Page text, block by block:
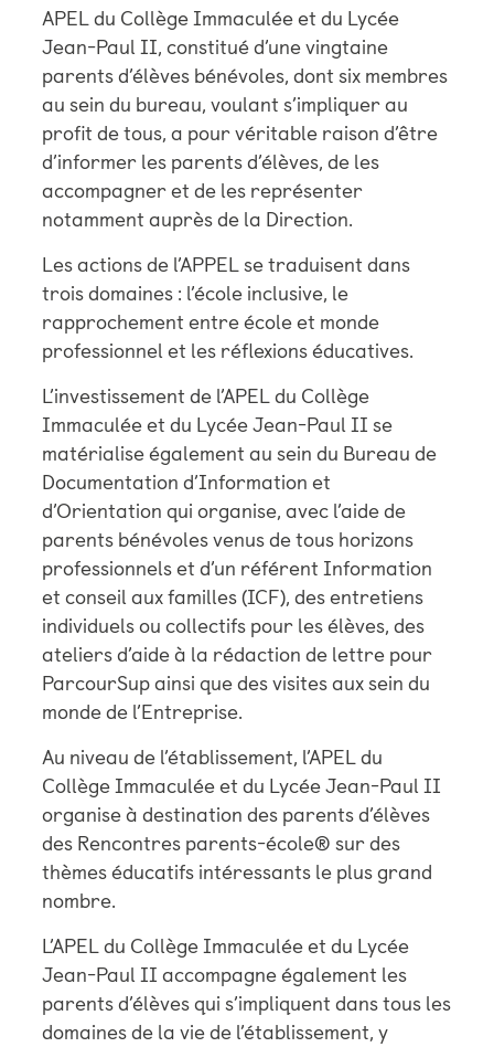
APEL du Collège Immaculée et du Lycée
Jean-Paul II, constitué d’une vingtaine
parents d’élèves bénévoles, dont six membres
au sein du bureau, voulant s’impliquer au
profit de tous, a pour véritable raison d’être
d’informer les parents d’élèves, de les
accompagner et de les représenter
notamment auprès de la Direction.
Les actions de l’APPEL se traduisent dans
trois domaines : l’école inclusive, le
rapprochement entre école et monde
professionnel et les réflexions éducatives.
L’investissement de l’APEL du Collège
Immaculée et du Lycée Jean-Paul II se
matérialise également au sein du Bureau de
Documentation d’Information et
d’Orientation qui organise, avec l’aide de
parents bénévoles venus de tous horizons
professionnels et d’un référent Information
et conseil aux familles (ICF), des entretiens
individuels ou collectifs pour les élèves, des
ateliers d’aide à la rédaction de lettre pour
ParcourSup ainsi que des visites aux sein du
monde de l’Entreprise.
Au niveau de l’établissement, l’APEL du
Collège Immaculée et du Lycée Jean-Paul II
organise à destination des parents d’élèves
des Rencontres parents-école® sur des
thèmes éducatifs intéressants le plus grand
nombre.
L’APEL du Collège Immaculée et du Lycée
Jean-Paul II accompagne également les
parents d’élèves qui s’impliquent dans tous les
domaines de la vie de l’établissement, y